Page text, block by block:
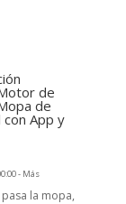
de
de
App y
- Más
la mopa,